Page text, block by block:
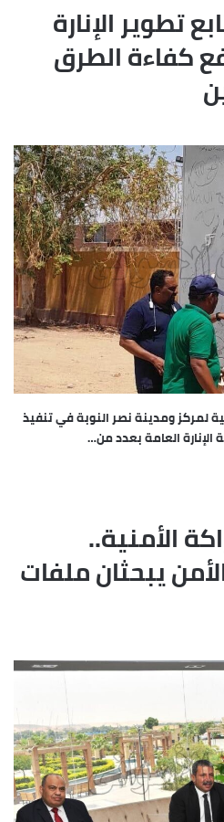
تطوير الإنارة
كفاءة الطرق
لمركز ومدينة نصر النوبة في تنفيذ
العامة بعدد من…
الأمنية..
يبحثان ملفات